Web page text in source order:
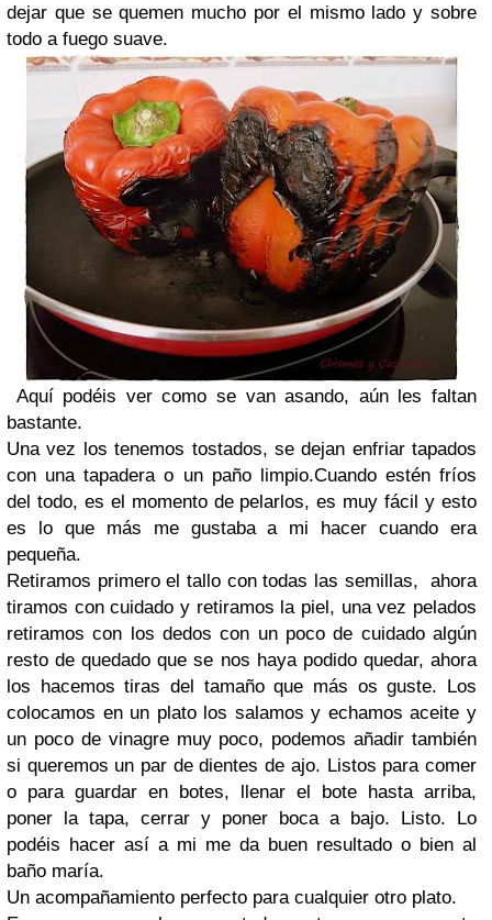
dejar que se quemen mucho por el mismo lado y sobre
todo a fuego suave.
Aquí podéis ver como se van asando, aún les faltan
bastante.
Una vez los tenemos tostados, se dejan enfriar tapados
con una tapadera o un paño limpio.Cuando estén fríos
del todo, es el momento de pelarlos, es muy fácil y esto
es lo que más me gustaba a mi hacer cuando era
pequeña.
Retiramos primero el tallo con todas las semillas, ahora
tiramos con cuidado y retiramos la piel, una vez pelados
retiramos con los dedos con un poco de cuidado algún
resto de quedado que se nos haya podido quedar, ahora
los hacemos tiras del tamaño que más os guste. Los
colocamos en un plato los salamos y echamos aceite y
un poco de vinagre muy poco, podemos añadir también
si queremos un par de dientes de ajo. Listos para comer
o para guardar en botes, llenar el bote hasta arriba,
poner la tapa, cerrar y poner boca a bajo. Listo. Lo
podéis hacer así a mi me da buen resultado o bien al
baño maría.
Un acompañamiento perfecto para cualquier otro plato.